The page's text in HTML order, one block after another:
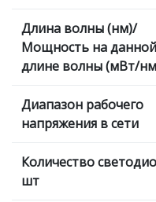
Длина волны (нм)/
Мощность на данной
длине волны (мВт/
Диапазон рабочего
напряжения в сети
Количество
шт